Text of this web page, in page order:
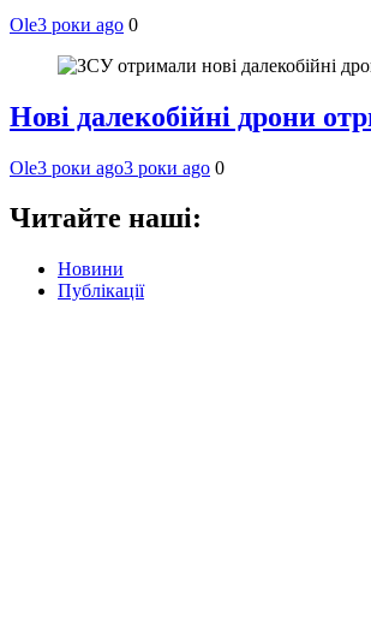
Ole3 роки ago 0
Нові далекобійні дрони
Ole3 роки ago3 роки ago 0
Читайте наші:
Новини
Публікації